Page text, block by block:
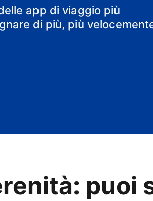
app di viaggio più
di più, più
puoi